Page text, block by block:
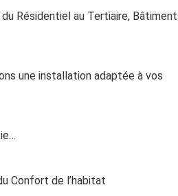
Résidentiel au Tertiaire,
une installation adaptée à vos
Confort de l’habitat